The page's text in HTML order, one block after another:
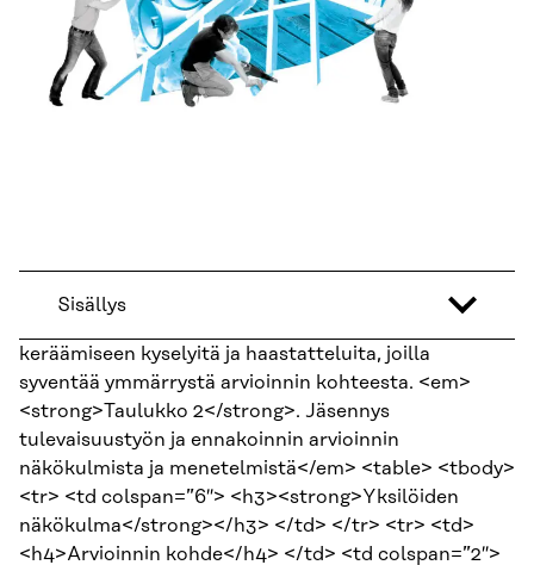
Sisällys
keräämiseen kyselyitä ja haastatteluita, joilla
syventää ymmärrystä arvioinnin kohteesta. <em>
<strong>Taulukko 2</strong>. Jäsennys
tulevaisuustyön ja ennakoinnin arvioinnin
näkökulmista ja menetelmistä</em> <table> <tbody>
<tr> <td colspan=”6″> <h3><strong>Yksilöiden
näkökulma</strong></h3> </td> </tr> <tr> <td>
<h4>Arvioinnin kohde</h4> </td> <td colspan=”2″>